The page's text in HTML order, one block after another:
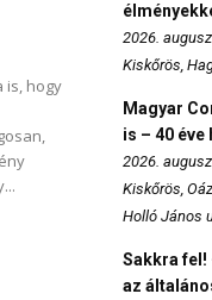
is, hogy
2026.
Kiskőrös,
Magyar
is – 40
2026.
Kiskőrös,
Holló János
Sakkra
az